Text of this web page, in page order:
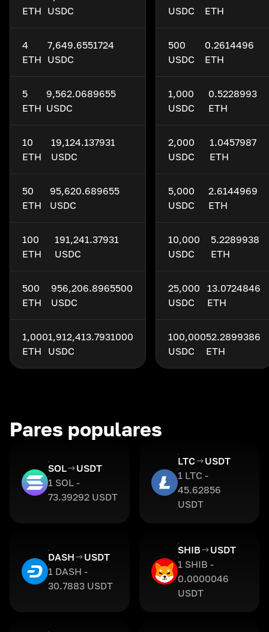
ETH USDC
4
ETH
7,649.6551724
USDC
5
ETH
9,562.0689655
USDC
10
ETH
19,124.137931
USDC
50
ETH
95,620.689655
USDC
100
ETH
191,241.37931
USDC
500
ETH
956,206.8965500
USDC
1,000
ETH
1,912,413.7931000
USDC
USDC
ETH
500
USDC
0.2614496
ETH
1,000
USDC
0.5228993
ETH
2,000
USDC
1.0457987
ETH
5,000
USDC
2.6144969
ETH
10,000
USDC
5.2289938
ETH
25,000
USDC
13.0724846
ETH
100,000
USDC
52.2899386
ETH
Pares populares
SOL
USDT
1 SOL -
73.39292 USDT
LTC
USDT
1 LTC -
45.62856
USDT
DASH
USDT
1 DASH -
30.7883 USDT
SHIB
USDT
1 SHIB -
0.0000046
USDT